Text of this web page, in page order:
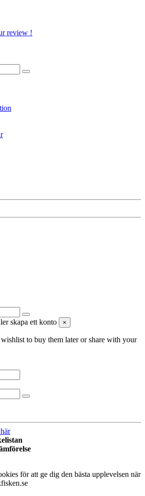
review !
skapa ett konto ×
to buy them later or share with your
för att ge dig den bästa upplevelsen när